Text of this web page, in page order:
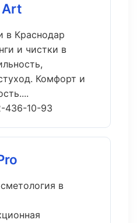
Art
в Краснодар
и чистки в
Комфорт и
436-10-93
в